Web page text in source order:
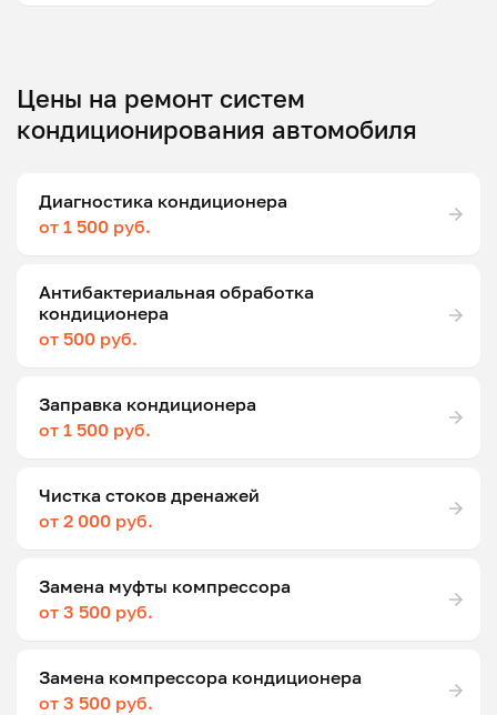
Цены на ремонт систем
кондиционирования автомобиля
Диагностика кондиционера
от 1 500 руб.
Антибактериальная обработка
кондиционера
от 500 руб.
Заправка кондиционера
от 1 500 руб.
Чистка стоков дренажей
от 2 000 руб.
Замена муфты компрессора
от 3 500 руб.
Замена компрессора кондиционера
от 3 500 руб.